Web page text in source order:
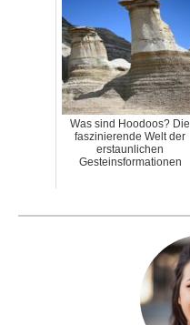
Was sind Hoodoos? Die
faszinierende Welt der
erstaunlichen
Gesteinsformationen